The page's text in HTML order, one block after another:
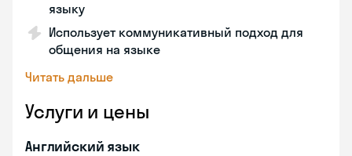
языку
Использует коммуникативный подход для
общения на языке
Читать дальше
Услуги и цены
Английский язык